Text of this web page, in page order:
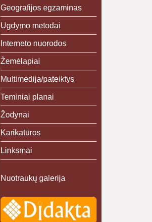
Geografijos egzaminas
Ugdymo metodai
Interneto nuorodos
Žemėlapiai
Multimedija/pateiktys
Teminiai planai
Žodynai
Karikatūros
Linksmai
Nuotraukų galerija